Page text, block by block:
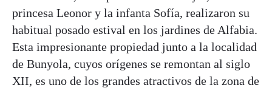
princesa Leonor y la infanta Sofía, realizaron su
habitual posado estival en los jardines de Alfabia.
Esta impresionante propiedad junto a la localidad
de Bunyola, cuyos orígenes se remontan al siglo
XII, es uno de los grandes atractivos de la zona de